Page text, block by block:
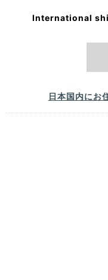
International
日本国内にお